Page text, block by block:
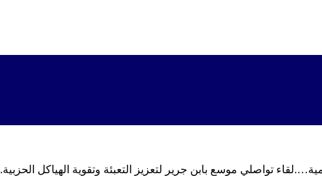
تواصلي موسع بابن جرير لتعزيز التعبئة وتقوية الهياكل الحزبية.